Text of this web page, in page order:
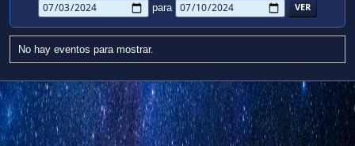
para
No hay eventos para mostrar.